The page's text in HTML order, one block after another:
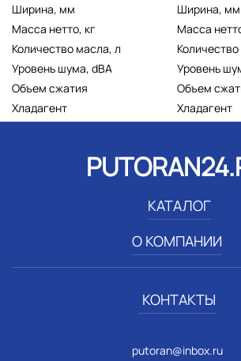
Ширина, мм
Ширина, мм
Масса нетто, кг
Масса
Количество масла, л
Уровень шума, dBA
Уровень
Объем сжатия
Объем
Хладагент
Хладагент
КАТАЛОГ
О КОМПАНИИ
КОНТАКТЫ
putoran@inbox.ru